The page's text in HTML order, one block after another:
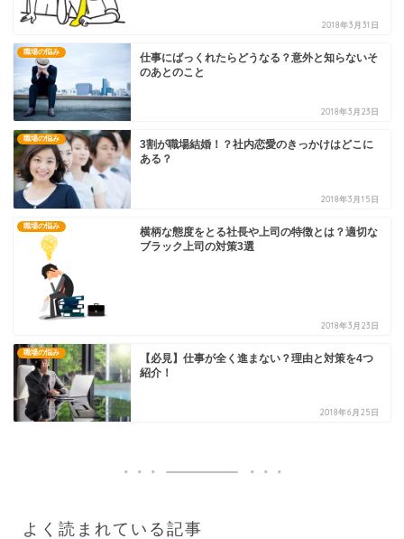
2018年3月31日
職場の悩み
仕事にばっくれたらどうなる？意外と知らないそ
のあとのこと
2018年3月23日
職場の悩み
3割が職場結婚！？社内恋愛のきっかけはどこに
ある？
2018年3月15日
職場の悩み
横柄な態度をとる社長や上司の特徴とは？適切な
ブラック上司の対策3選
2018年3月23日
職場の悩み
【必見】仕事が全く進まない？理由と対策を4つ
紹介！
2018年6月25日
よく読まれている記事